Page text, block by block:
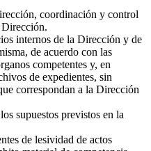
coordinación y control
Dirección.
internos de la Dirección y de
de acuerdo con las
competentes y, en
de expedientes, sin
correspondan a la Dirección
supuestos previstos en la
de lesividad de actos